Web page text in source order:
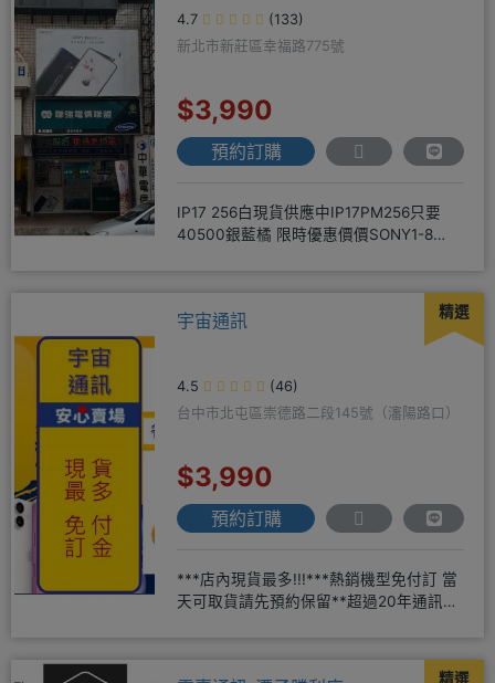
4.7
(133)
新北市新莊區幸福路775號
$3,990
預約訂購
IP17 256白現貨供應中IP17PM256只要
40500銀藍橘 限時優惠價價SONY1-8
精選
宇宙通訊
4.5
(46)
台中市北屯區崇德路二段145號（瀋陽路口）
$3,990
預約訂購
***店內現貨最多!!!***熱銷機型免付訂 當
天可取貨請先預約保留**超過20年通訊經
精選